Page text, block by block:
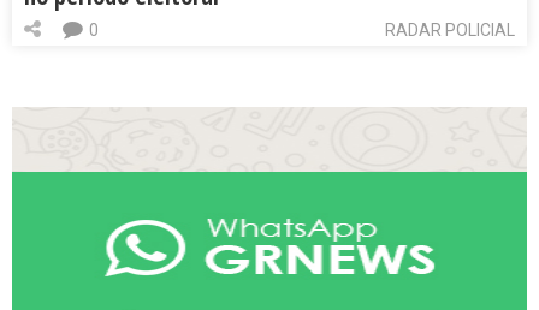
RADAR POLICIAL
0